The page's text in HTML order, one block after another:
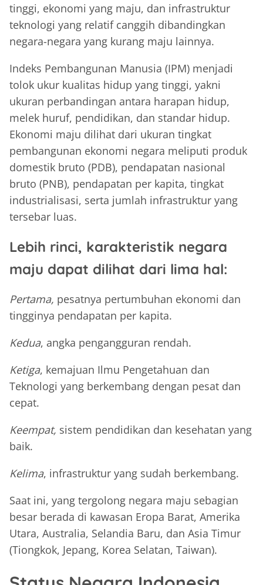
tinggi, ekonomi yang maju, dan infrastruktur
teknologi yang relatif canggih dibandingkan
negara-negara yang kurang maju lainnya.
Indeks Pembangunan Manusia (IPM) menjadi
tolok ukur kualitas hidup yang tinggi, yakni
ukuran perbandingan antara harapan hidup,
melek huruf, pendidikan, dan standar hidup.
Ekonomi maju dilihat dari ukuran tingkat
pembangunan ekonomi negara meliputi produk
domestik bruto (PDB), pendapatan nasional
bruto (PNB), pendapatan per kapita, tingkat
industrialisasi, serta jumlah infrastruktur yang
tersebar luas.
Lebih rinci, karakteristik negara
maju dapat dilihat dari lima hal:
Pertama, pesatnya pertumbuhan ekonomi dan
tingginya pendapatan per kapita.
Kedua, angka pengangguran rendah.
Ketiga, kemajuan Ilmu Pengetahuan dan
Teknologi yang berkembang dengan pesat dan
cepat.
Keempat, sistem pendidikan dan kesehatan yang
baik.
Kelima, infrastruktur yang sudah berkembang.
Saat ini, yang tergolong negara maju sebagian
besar berada di kawasan Eropa Barat, Amerika
Utara, Australia, Selandia Baru, dan Asia Timur
(Tiongkok, Jepang, Korea Selatan, Taiwan).